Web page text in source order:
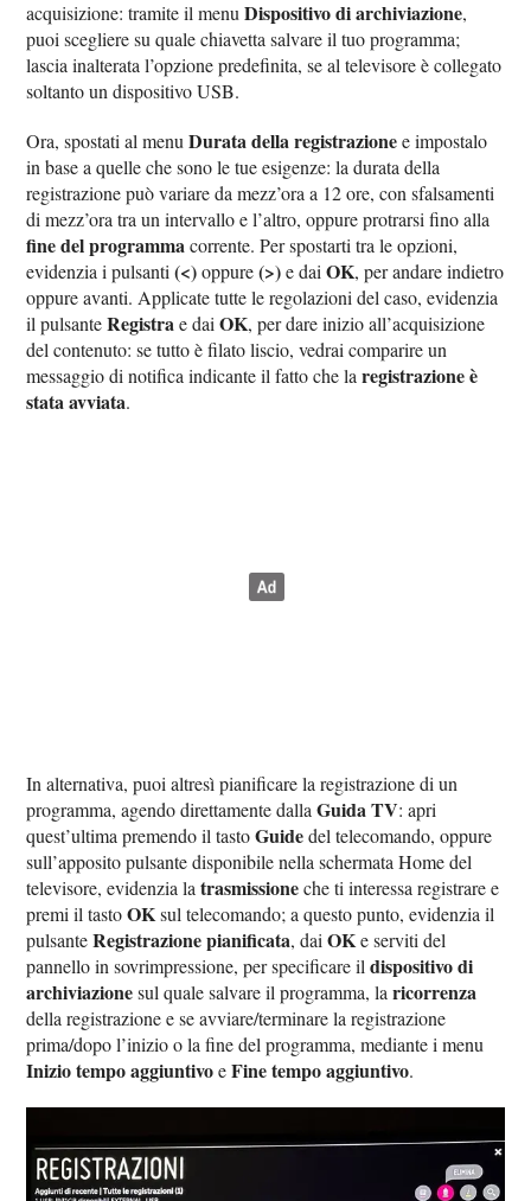
acquisizione: tramite il menuDispositivo di archiviazione,
puoi scegliere su quale chiavetta salvare il tuo programma;
lascia inalterata l’opzione predefinita, se al televisore è collegato
soltanto un dispositivo USB.
Ora, spostati al menuDurata della registrazionee impostalo
in base a quelle che sono le tue esigenze: la durata della
registrazione può variare da mezz’ora a 12 ore, con sfalsamenti
di mezz’ora tra un intervallo e l’altro, oppure protrarsi fino alla
fine del programmacorrente. Per spostarti tra le opzioni,
evidenzia i pulsanti(<)oppure(>)e daiOK, per andare indietro
oppure avanti. Applicate tutte le regolazioni del caso, evidenzia
il pulsanteRegistrae daiOK, per dare inizio all’acquisizione
del contenuto: se tutto è filato liscio, vedrai comparire un
messaggio di notifica indicante il fatto che laregistrazione è
stata avviata.
In alternativa, puoi altresì pianificare la registrazione di un
programma, agendo direttamente dallaGuida TV: apri
quest’ultima premendo il tastoGuidedel telecomando, oppure
sull’apposito pulsante disponibile nella schermata Home del
televisore, evidenzia latrasmissioneche ti interessa registrare e
premi il tastoOKsul telecomando; a questo punto, evidenzia il
pulsanteRegistrazione pianificata, daiOKe serviti del
pannello in sovrimpressione, per specificare ildispositivo di
archiviazionesul quale salvare il programma, laricorrenza
della registrazione e se avviare/terminare la registrazione
prima/dopo l’inizio o la fine del programma, mediante i menu
Inizio tempo aggiuntivoeFine tempo aggiuntivo.